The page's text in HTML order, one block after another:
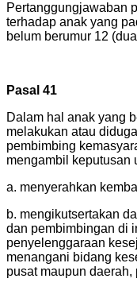
Pertanggungjawaban
terhadap anak yang
belum berumur 12
Pasal 41
Dalam hal anak yang
melakukan atau
pembimbing
mengambil keputusan
a. menyerahkan
b. mengikutsertakan
dan pembimbingan di
penyelenggaraan
menangani bidang
pusat maupun